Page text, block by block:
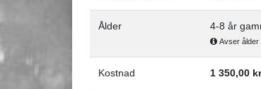
Ålder 4-8 år
Avser ålder
Kostnad 1 350,00 kr